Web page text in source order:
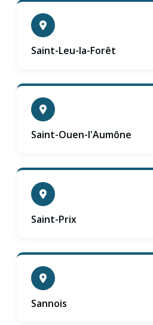
Saint-Leu-la-Forêt
Saint-Ouen-l'Aumône
Saint-Prix
Sannois